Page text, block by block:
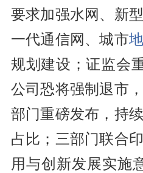
要求加强水网、新
一代通信网、城市
规划建设；证监会
公司恐将强制退市
部门重磅发布，持
占比；三部门联合
用与创新发展实施